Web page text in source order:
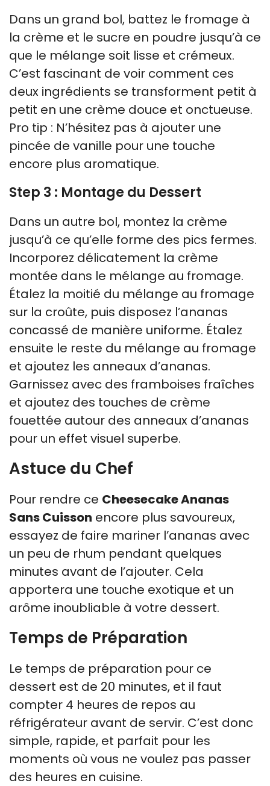
Dans un grand bol, battez le fromage à
la crème et le sucre en poudre jusqu’à ce
que le mélange soit lisse et crémeux.
C’est fascinant de voir comment ces
deux ingrédients se transforment petit à
petit en une crème douce et onctueuse.
Pro tip : N’hésitez pas à ajouter une
pincée de vanille pour une touche
encore plus aromatique.
Step 3 : Montage du Dessert
Dans un autre bol, montez la crème
jusqu’à ce qu’elle forme des pics fermes.
Incorporez délicatement la crème
montée dans le mélange au fromage.
Étalez la moitié du mélange au fromage
sur la croûte, puis disposez l’ananas
concassé de manière uniforme. Étalez
ensuite le reste du mélange au fromage
et ajoutez les anneaux d’ananas.
Garnissez avec des framboises fraîches
et ajoutez des touches de crème
fouettée autour des anneaux d’ananas
pour un effet visuel superbe.
Astuce du Chef
Pour rendre ce Cheesecake Ananas
Sans Cuisson encore plus savoureux,
essayez de faire mariner l’ananas avec
un peu de rhum pendant quelques
minutes avant de l’ajouter. Cela
apportera une touche exotique et un
arôme inoubliable à votre dessert.
Temps de Préparation
Le temps de préparation pour ce
dessert est de 20 minutes, et il faut
compter 4 heures de repos au
réfrigérateur avant de servir. C’est donc
simple, rapide, et parfait pour les
moments où vous ne voulez pas passer
des heures en cuisine.